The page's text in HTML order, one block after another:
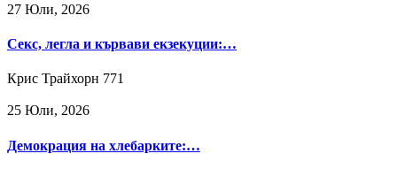
27 Юли, 2026
Секс, легла и кървави екзекуции:…
Крис Трайхорн 771
25 Юли, 2026
Демокрация на хлебарките:…